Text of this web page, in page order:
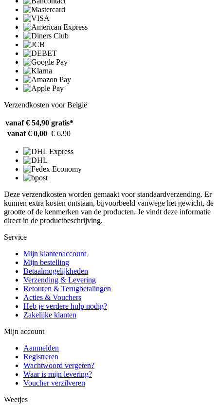
Verzendkosten voor België
vanaf € 54,90 gratis*
vanaf € 0,00 € 6,90
Deze verzendkosten worden gemaakt voor standaardverzending. Er
kunnen extra kosten ontstaan, bijvoorbeeld vanwege het gewicht, de
grootte of de kenmerken van de producten. Je vindt deze informatie
direct in de productbeschrijving.
Service
Mijn klantenaccount
Mijn bestelling
Betaalmogelijkheden
Verzending & Levering
Retouren & Terugbetalingen
Acties & Vouchers
Heb je verdere hulp nodig?
Zakelijke klanten
Mijn account
Aanmelden
Registreren
Wachtwoord vergeten?
Waar is mijn levering?
Voucher verzilveren
Weetjes